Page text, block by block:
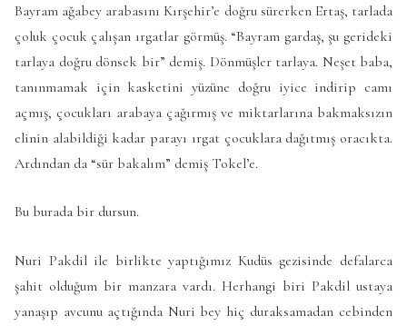
Bayram ağabey arabasını Kırşehir’e doğru sürerken Ertaş, tarlada
çoluk çocuk çalışan ırgatlar görmüş. “Bayram gardaş, şu gerideki
tarlaya doğru dönsek bir” demiş. Dönmüşler tarlaya. Neşet baba,
tanınmamak için kasketini yüzüne doğru iyice indirip camı
açmış, çocukları arabaya çağırmış ve miktarlarına bakmaksızın
elinin alabildiği kadar parayı ırgat çocuklara dağıtmış oracıkta.
Ardından da “sür bakalım” demiş Tokel’e.
Bu burada bir dursun.
Nuri Pakdil ile birlikte yaptığımız Kudüs gezisinde defalarca
şahit olduğum bir manzara vardı. Herhangi biri Pakdil ustaya
yanaşıp avcunu açtığında Nuri bey hiç duraksamadan cebinden